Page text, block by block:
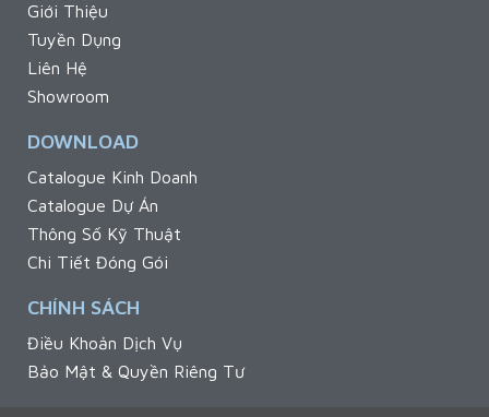
Giới Thiệu
Tuyền Dụng
Liên Hệ
Showroom
DOWNLOAD
Catalogue Kinh Doanh
Catalogue Dự Án
Thông Số Kỹ Thuật
Chi Tiết Đóng Gói
CHÍNH SÁCH
Điều Khoản Dịch Vụ
Bảo Mật & Quyền Riêng Tư